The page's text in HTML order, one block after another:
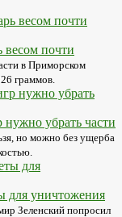
весом почти
в Приморском
граммов.
нужно убрать части
но можно без ущерба
для уничтожения
Зеленский попросил